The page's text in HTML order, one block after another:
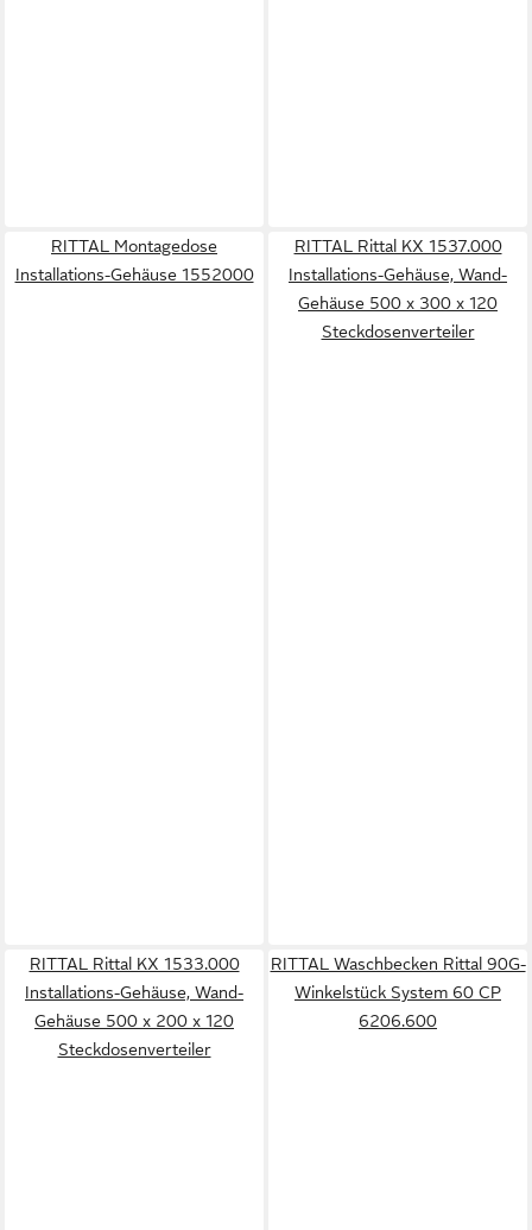
RITTAL Montagedose
Installations-Gehäuse 1552000
RITTAL Rittal KX 1537.000
Installations-Gehäuse, Wand-
Gehäuse 500 x 300 x 120
Steckdosenverteiler
RITTAL Rittal KX 1533.000
Installations-Gehäuse, Wand-
Gehäuse 500 x 200 x 120
Steckdosenverteiler
RITTAL Waschbecken Rittal 90G-
Winkelstück System 60 CP
6206.600